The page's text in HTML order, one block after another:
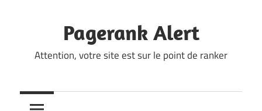
Pagerank Alert
Attention, votre site est sur le point de ranker